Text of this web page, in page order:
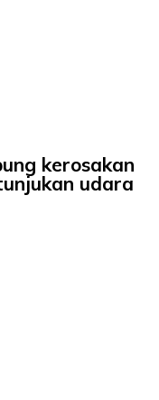
kerosakan
udara